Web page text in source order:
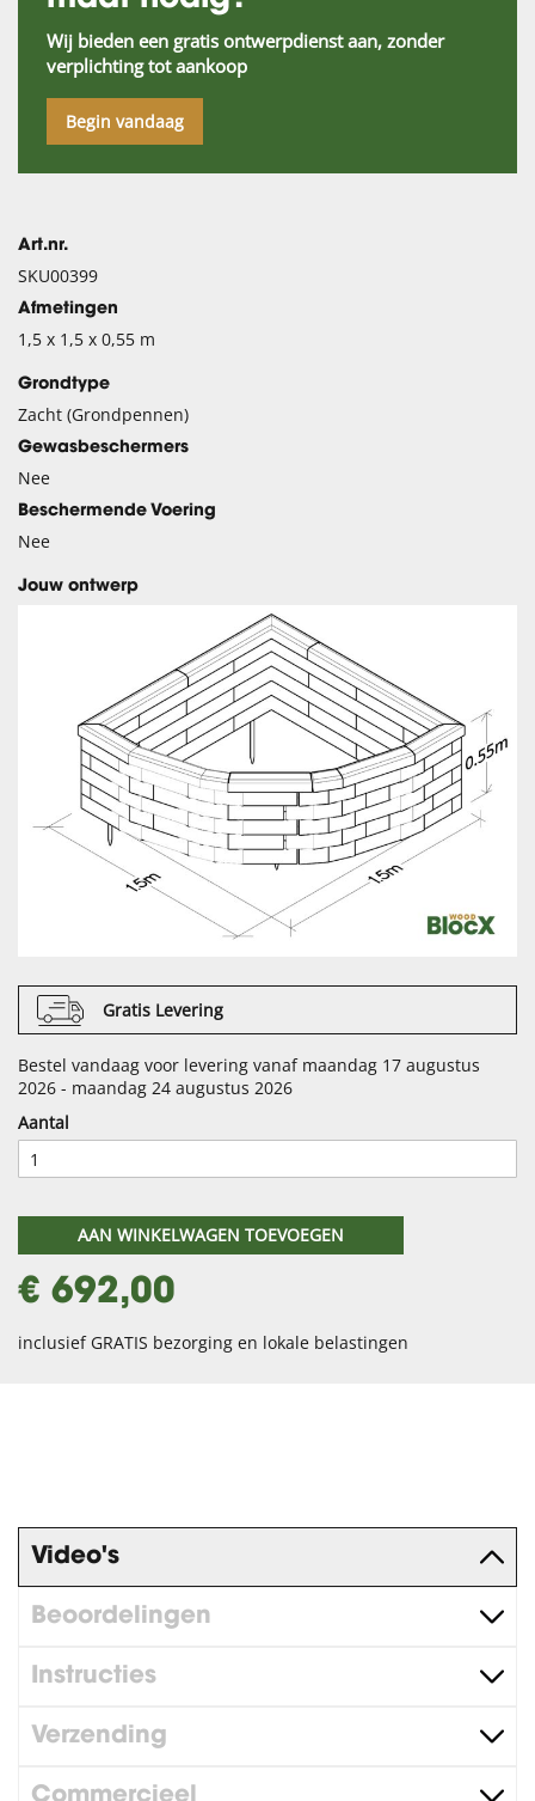
Wij bieden een gratis ontwerpdienst aan, zonder
verplichting tot aankoop
Begin vandaag
Art.nr.
SKU00399
Afmetingen
1,5 x 1,5 x 0,55 m
Grondtype
Zacht (Grondpennen)
Gewasbeschermers
Nee
Beschermende Voering
Nee
Jouw ontwerp
Gratis Levering
Bestel vandaag voor levering vanaf maandag 17 augustus
2026 - maandag 24 augustus 2026
Aantal
AAN WINKELWAGEN TOEVOEGEN
€ 692,00
inclusief GRATIS bezorging en lokale belastingen
Video's
Beoordelingen
Instructies
Verzending